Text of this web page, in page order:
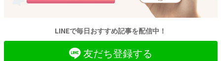
LINEで毎日おすすめ記事を配信中！
友だち登録する